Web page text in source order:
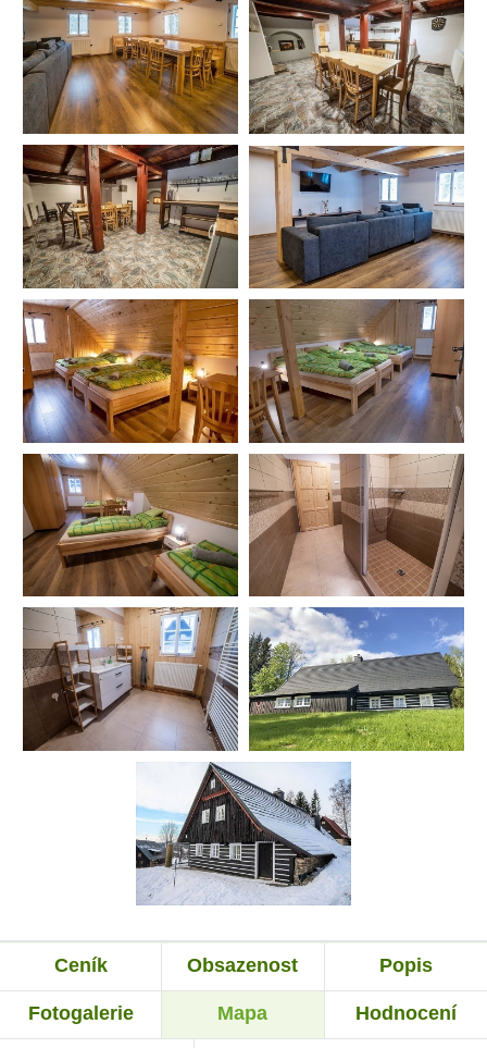
Ceník Obsazenost Popis
Fotogalerie Mapa Hodnocení